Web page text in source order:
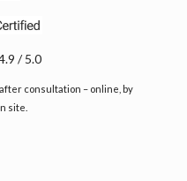
/ 5.0
consultation – online, by
site.